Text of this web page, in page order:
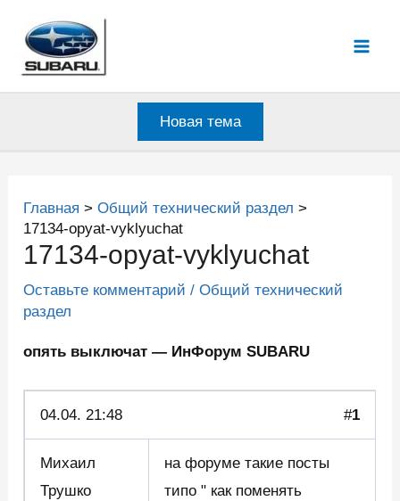
содержимому
Новая тема
Главная
Общий технический раздел
17134-opyat-vyklyuchat
17134-opyat-vyklyuchat
Оставьте комментарий /Общий технический
раздел
опять выключат — ИнФорум SUBARU
04.04. 21:48 #1
Михаил
Трушко
на форуме такие посты
типо " как поменять